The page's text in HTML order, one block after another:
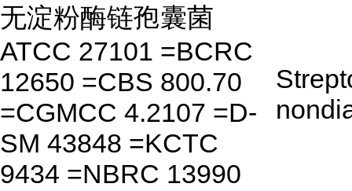
无淀粉酶链孢囊菌
ATCC 27101 =BCRC
12650 =CBS 800.70
=CGMCC 4.2107 =D-
SM 43848 =KCTC
9434 =NBRC 13990